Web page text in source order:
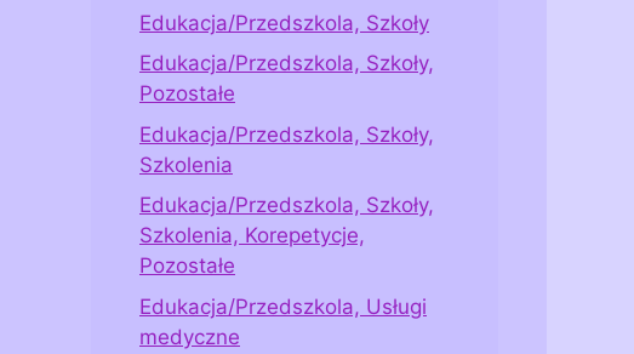
Edukacja/Przedszkola, Szkoły
Edukacja/Przedszkola, Szkoły,
Pozostałe
Edukacja/Przedszkola, Szkoły,
Szkolenia
Edukacja/Przedszkola, Szkoły,
Szkolenia, Korepetycje,
Pozostałe
Edukacja/Przedszkola, Usługi
medyczne